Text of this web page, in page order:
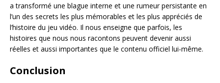
a transformé une blague interne et une rumeur persistante en
l’un des secrets les plus mémorables et les plus appréciés de
l’histoire du jeu vidéo. Il nous enseigne que parfois, les
histoires que nous nous racontons peuvent devenir aussi
réelles et aussi importantes que le contenu officiel lui-même.
Conclusion